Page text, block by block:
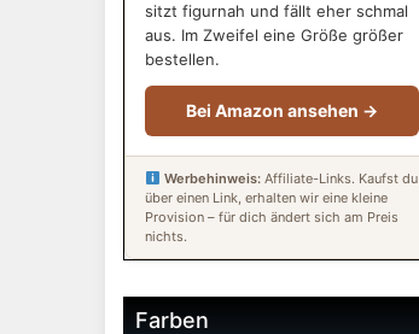
sitzt figurnah und fällt eher schmal
aus. Im Zweifel eine Größe größer
bestellen.
Bei Amazon ansehen →
Werbehinweis:Affiliate-Links. Kaufst du
über einen Link, erhalten wir eine kleine
Provision – für dich ändert sich am Preis
nichts.
Farben